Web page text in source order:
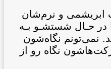
و نرم‌شان
در حـال شستشـو بـه
نمی‌تونم نگاه‌شون
نگاه رو از